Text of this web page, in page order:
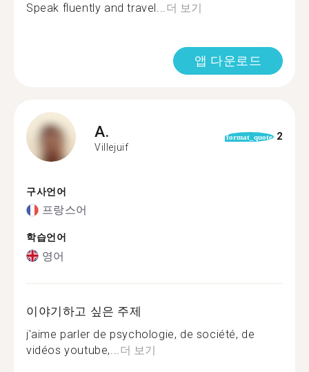
Speak fluently and travel... 더 보기
앱 다운로드
A.
Villejuif
format_quote 2
구사언어
프랑스어
학습언어
영어
이야기하고 싶은 주제
j'aime parler de psychologie, de société, de
vidéos youtube,... 더 보기